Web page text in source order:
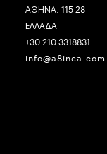
ΑΘΗΝΑ, 115 28
ΕΛΛΑΔΑ
+30 210 3318831
info@a8inea.com